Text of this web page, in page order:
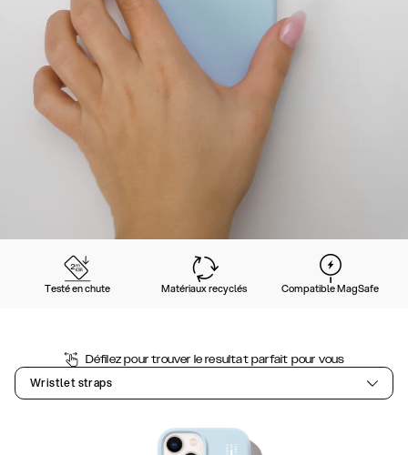
Testé en chute Matériaux recyclés Compatible MagSafe
Défilez pour trouver le resultat parfait pour vous
Wristlet straps